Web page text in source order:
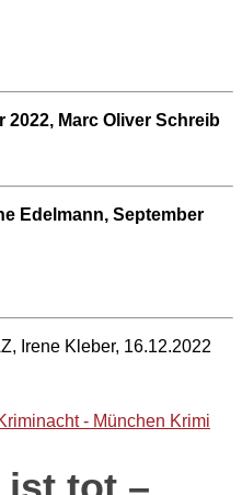
2022, Marc Oliver Schreib
Edelmann, September
Irene Kleber, 16.12.2022